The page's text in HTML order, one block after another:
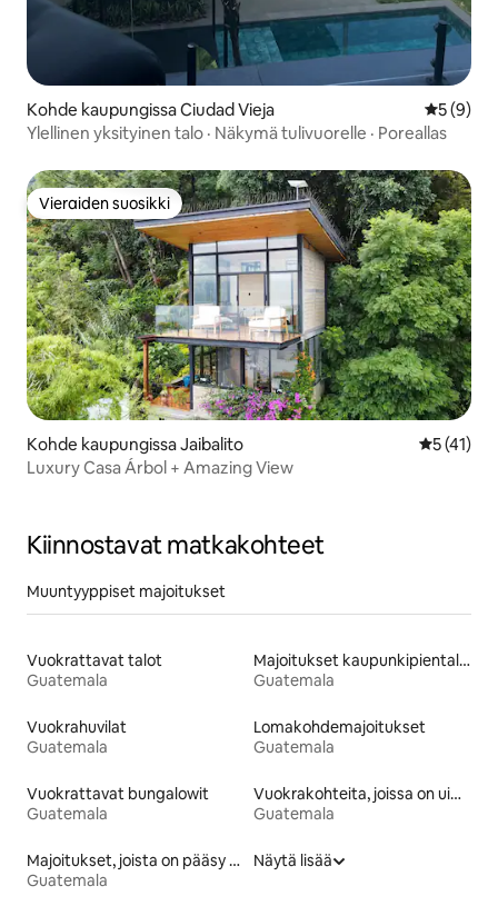
Kohde kaupungissa Ciudad Vieja
5 (9)
Ylellinen yksityinen talo · Näkymä tulivuorelle · Poreallas
Vieraiden suosikki
Vieraiden suosikki
Kohde kaupungissa Jaibalito
5 (41)
Luxury Casa Árbol + Amazing View
Kiinnostavat matkakohteet
Muuntyyppiset majoitukset
Vuokrattavat talot
Guatemala
Majoitukset kaupunkipientaloissa
Guatemala
Vuokrahuvilat
Guatemala
Lomakohdemajoitukset
Guatemala
Vuokrattavat bungalowit
Guatemala
Vuokrakohteita, joissa on uima-allas
Guatemala
Majoitukset, joista on pääsy rannalle
Guatemala
Näytä lisää